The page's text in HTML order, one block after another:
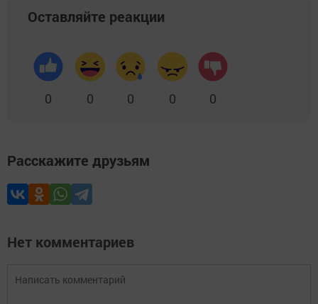
Оставляйте реакции
0 0 0 0 0
Расскажите друзьям
Нет комментариев